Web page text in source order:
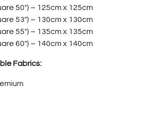
50″) – 125cm x 125cm
53″) – 130cm x 130cm
55″) – 135cm x 135cm
60″) – 140cm x 140cm
Fabrics: